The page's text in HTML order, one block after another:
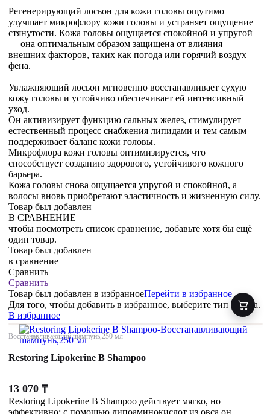
Регенерирующий лосьон для кожи головы ощутимо
улучшает микрофлору кожи головы и устраняет ощущение
стянутости. Кожа головы ощущается спокойной и упругой
— она оптимальным образом защищена от влияния
внешних факторов, таких как погода или горячий воздух
фена.
Увлажняющий лосьон мгновенно восстанавливает сухую
кожу головы и устойчиво обеспечивает ей интенсивный
уход.
Он активизирует функцию сальных желез, стимулирует
естественный процесс снабжения липидами и тем самым
поддерживает баланс кожи головы.
Микрофлора кожи головы оптимизируется, что
способствует созданию здорового, устойчивого кожного
барьера.
Кожа головы снова ощущается упругой и спокойной, а
волосы вновь приобретают эластичность и жизненную силу.
Товар был добавлен
В СРАВНЕНИЕ
чтобы посмотреть список сравнение, добавьте хотя бы ещё
один товар.
Товар был добавлен
в сравнение
Сравнить
Сравнить
Товар был добавлен в избранноеПерейти в избранное
Для того, чтобы добавить в избранное, выберите тип товара.
В избранное
Восстанавливающий шампунь,250 мл
Restoring Lipokerine B Shampoo
13 070 ₸
Restoring Lipokerine B Shampoo действует мягко, но
эффективно: с помощью липоаминокислот из овса он